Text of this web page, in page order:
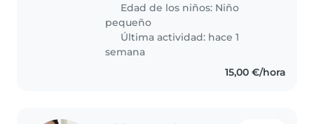
Edad de los niños: Niño
pequeño
Última actividad: hace 1
semana
15,00 €/hora